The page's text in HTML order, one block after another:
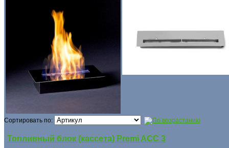
Сортировать по:
Топливный блок (кассета) Premi ACC 3